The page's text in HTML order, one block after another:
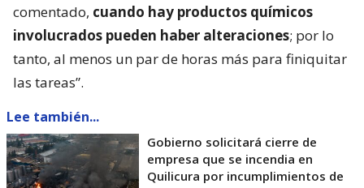
comentado, cuando hay productos químicos
involucrados pueden haber alteraciones; por lo
tanto, al menos un par de horas más para finiquitar
las tareas”.
Lee también...
Gobierno solicitará cierre de
empresa que se incendia en
Quilicura por incumplimientos de